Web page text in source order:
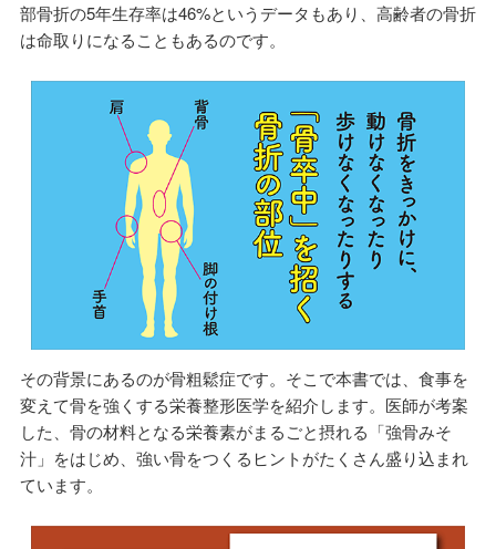
部骨折の5年生存率は46%というデータもあり、高齢者の骨折
は命取りになることもあるのです。
その背景にあるのが骨粗鬆症です。そこで本書では、食事を
変えて骨を強くする栄養整形医学を紹介します。医師が考案
した、骨の材料となる栄養素がまるごと摂れる「強骨みそ
汁」をはじめ、強い骨をつくるヒントがたくさん盛り込まれ
ています。